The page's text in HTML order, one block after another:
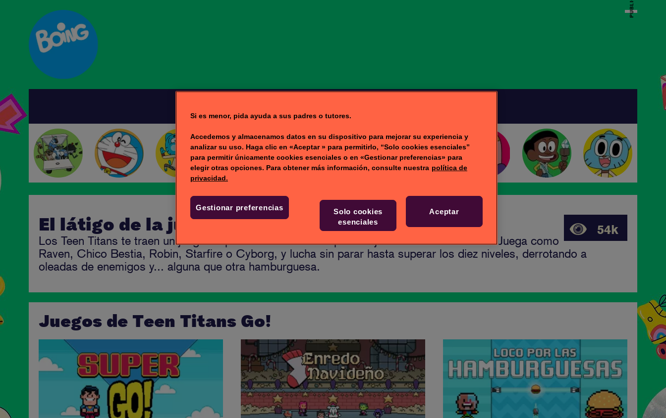
54k
El látigo de la justicia
Los Teen Titans te traen un juego de peleas con todos tus personajes favoritos de la serie. Juega como
Raven, Chico Bestia, Robin, Starfire o Cyborg, y lucha sin parar hasta superar los diez niveles, derrotando a
oleadas de enemigos y... alguna que otra hamburguesa.
Juegos de Teen Titans Go!
Si es menor, pida ayuda a sus padres o tutores.
Accedemos y almacenamos datos en su dispositivo para mejorar su experiencia y
analizar su uso. Haga clic en «Aceptar » para permitirlo, “Solo cookies esenciales”
para permitir únicamente cookies esenciales o en «Gestionar preferencias» para
elegir otras opciones. Para obtener más información, consulte nuestra política de
privacidad.
Gestionar preferencias
Solo cookies
esenciales
Aceptar